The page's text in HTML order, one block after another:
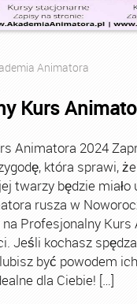
Animatora
Kurs
Animatora 2024
która sprawi,
twarzy będzie miało
rusza w
Profesjonalny Kurs
Jeśli kochasz
być powodem
dla Ciebie! […]